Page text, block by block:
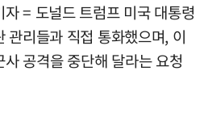
= 도널드 트럼프 미국 대통령
관리들과 직접 통화했으며, 이
공격을 중단해 달라는 요청